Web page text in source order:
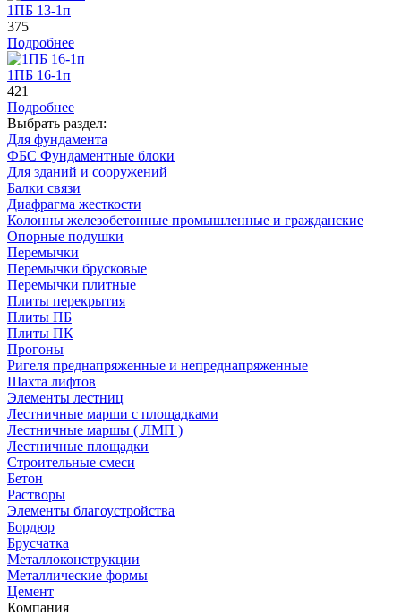
1ПБ 13-1п
375
Подробнее
1ПБ 16-1п
421
Подробнее
Выбрать раздел:
Для фундамента
ФБС Фундаментные блоки
Для зданий и сооружений
Балки связи
Диафрагма жесткости
Колонны железобетонные промышленные и гражданские
Опорные подушки
Перемычки
Перемычки брусковые
Перемычки плитные
Плиты перекрытия
Плиты ПБ
Плиты ПК
Прогоны
Ригеля преднапряженные и непреднапряженные
Шахта лифтов
Элементы лестниц
Лестничные марши с площадками
Лестничные маршы ( ЛМП )
Лестничные площадки
Строительные смеси
Бетон
Растворы
Элементы благоустройства
Бордюр
Брусчатка
Металлоконструкции
Металлические формы
Цемент
Компания